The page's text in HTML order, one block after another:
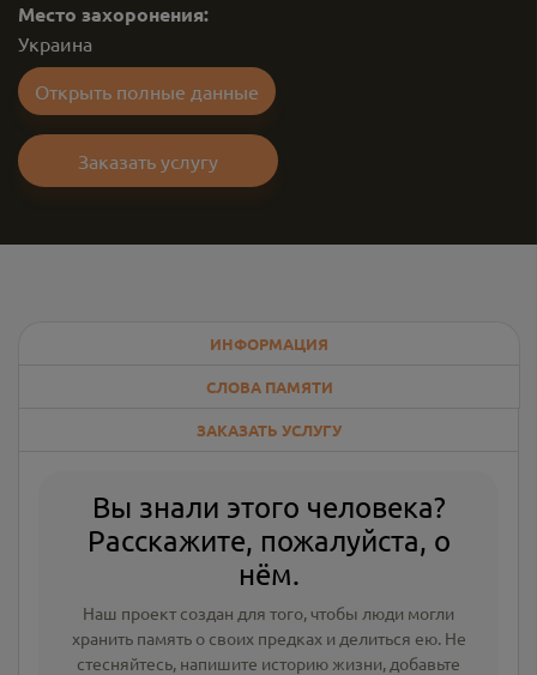
Место захоронения:
Украина
Открыть полные данные
Заказать услугу
ИНФОРМАЦИЯ
СЛОВА ПАМЯТИ
ЗАКАЗАТЬ УСЛУГУ
Вы знали этого человека?
Расскажите, пожалуйста, о
нём.
Наш проект создан для того, чтобы люди могли
хранить память о своих предках и делиться ею. Не
стесняйтесь, напишите историю жизни, добавьте